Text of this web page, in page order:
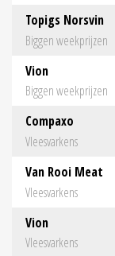
Topigs Norsvin
Biggen weekprijzen
Vion
Biggen weekprijzen
Compaxo
Vleesvarkens
Van Rooi Meat
Vleesvarkens
Vion
Vleesvarkens